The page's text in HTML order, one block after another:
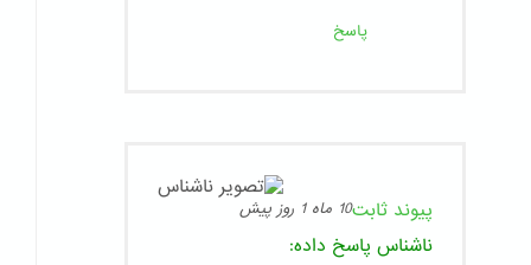
پاسخ
پیوند ثابت10 ماه 1 روز پیش
ناشناس پاسخ داده: